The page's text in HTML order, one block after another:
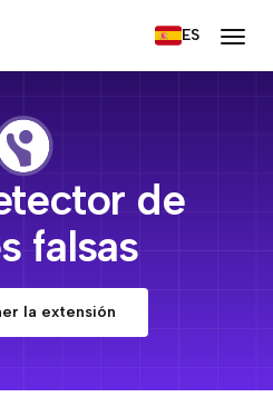
ES
de
falsas
la extensión